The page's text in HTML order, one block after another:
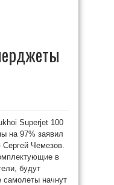
Superjet 100
на 97% заявил
Сергей Чемезов.
в
будут
самолеты начнут